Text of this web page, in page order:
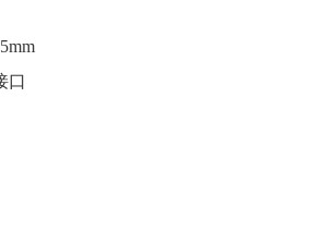
口